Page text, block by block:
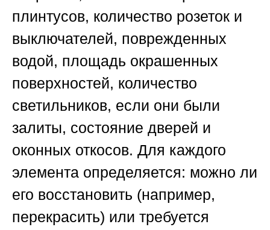
плинтусов, количество розеток и
выключателей, поврежденных
водой, площадь окрашенных
поверхностей, количество
светильников, если они были
залиты, состояние дверей и
оконных откосов. Для каждого
элемента определяется: можно ли
его восстановить (например,
перекрасить) или требуется